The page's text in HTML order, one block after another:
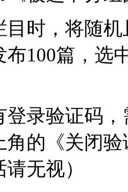
目时，将随
布100篇，选
登录验证码
角的《关闭
请无视）